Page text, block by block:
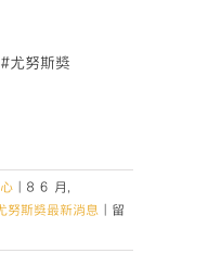
尤努斯獎
8 6 月,
努斯獎最新消息
在
桃
留